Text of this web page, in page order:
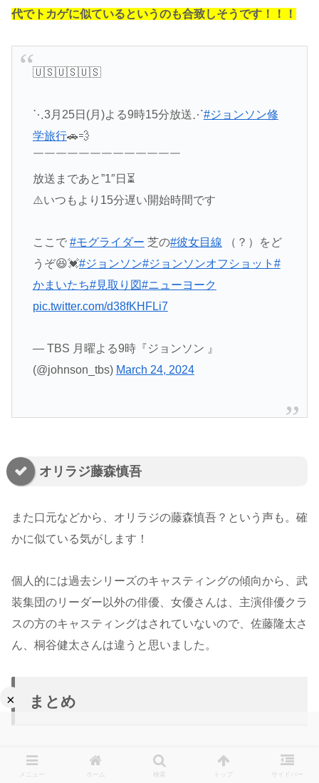
代でトカゲに似ているというのも合致しそうです！！！
🇺🇸🇺🇸🇺🇸
⋱3月25日(月)よる9時15分放送⋰#ジョンソン修
学旅行🚗💨
￣￣￣￣￣￣￣￣￣￣￣￣￣
放送まであと”1″日⏳
⚠️いつもより15分遅い開始時間です
ここで #モグライダー 芝の#彼女目線 （？）をど
うぞ😆💓#ジョンソン#ジョンソンオフショット #
かまいたち#見取り図#ニューヨーク
pic.twitter.com/d38fKHFLi7
— TBS 月曜よる9時『ジョンソン 』
(@johnson_tbs) March 24, 2024
オリラジ藤森慎吾
また口元などから、オリラジの藤森慎吾？という声も。確
かに似ている気がします！
個人的には過去シリーズのキャスティングの傾向から、武
装集団のリーダー以外の俳優、女優さんは、主演俳優クラ
スの方のキャスティングはされていないので、佐藤隆太さ
ん、桐谷健太さんは違うと思いました。
まとめ
今回は「放送局占拠」で妖集団の天狗役キャスト予想を紹
メニュー ホーム 検索 トップ サイドバー
×